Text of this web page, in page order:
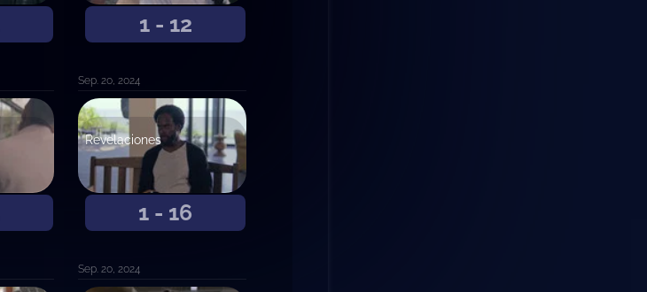
1 - 12
Sep. 20, 2024
1 - 16
Revelaciones
Sep. 20, 2024